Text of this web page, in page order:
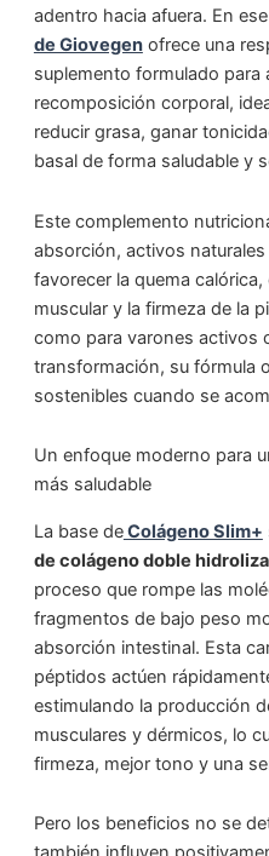
adentro hacia afuera. En
de Giovegenofrece una
suplemento formulado para
recomposición corporal,
reducir grasa, ganar
basal de forma saludable y
Este complemento
absorción, activos
favorecer la quema
muscular y la firmeza de la
como para varones activos
transformación, su fórmula
sostenibles cuando se
Un enfoque moderno para
más saludable
La base deColágeno Slim+
de colágeno doble
proceso que rompe las
fragmentos de bajo peso
absorción intestinal. Esta
péptidos actúen
estimulando la producción
musculares y dérmicos, lo
firmeza, mejor tono y una
Pero los beneficios no se